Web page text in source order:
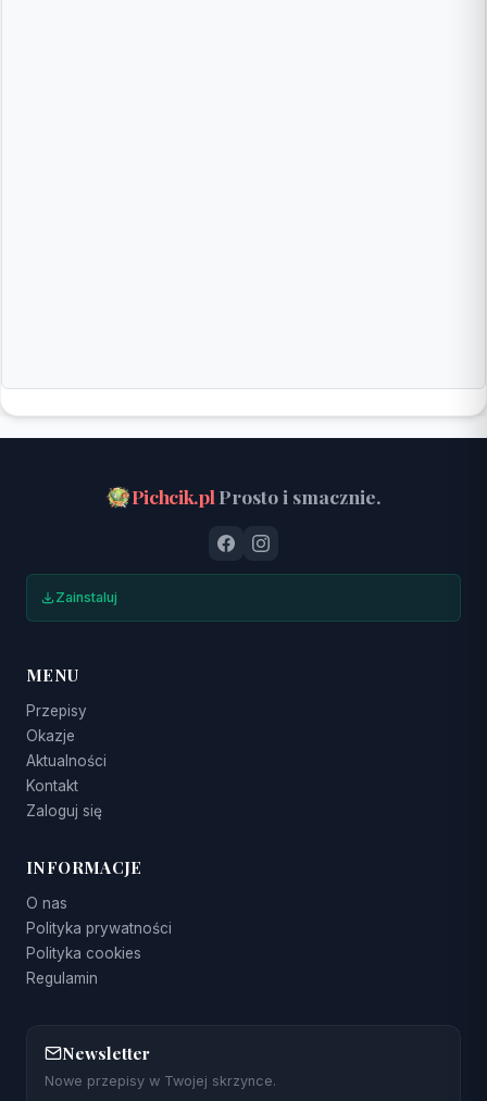
Pichcik.pl Prosto i smacznie.
Zainstaluj
MENU
Przepisy
Okazje
Aktualności
Kontakt
Zaloguj się
INFORMACJE
O nas
Polityka prywatności
Polityka cookies
Regulamin
Newsletter
Nowe przepisy w Twojej skrzynce.